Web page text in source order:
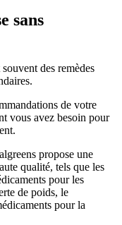
sans
des remèdes
de votre
vous avez besoin pour
propose une
qualité, tels que les
pour les
de poids, le
pour la